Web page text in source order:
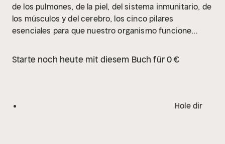
de los pulmones, de la piel, del sistema inmunitario, de
los músculos y del cerebro, los cinco pilares
esenciales para que nuestro organismo funcione
ni algoritmos, sino seres vivos definidos por los lazos
nuestra naturaleza y una invitación a redescubrir la
Starte noch heute mit diesem Buch für 0 €
Hole dir